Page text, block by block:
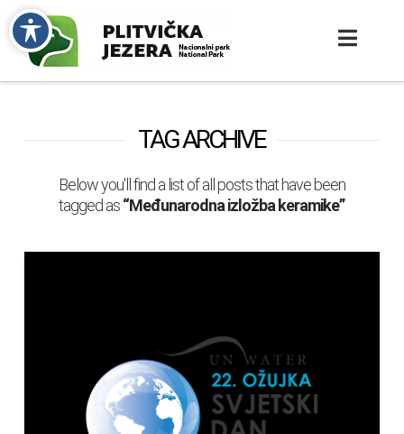
TAG ARCHIVE
Below you'll find a list of all posts that have been
tagged as“Međunarodna izložba keramike”